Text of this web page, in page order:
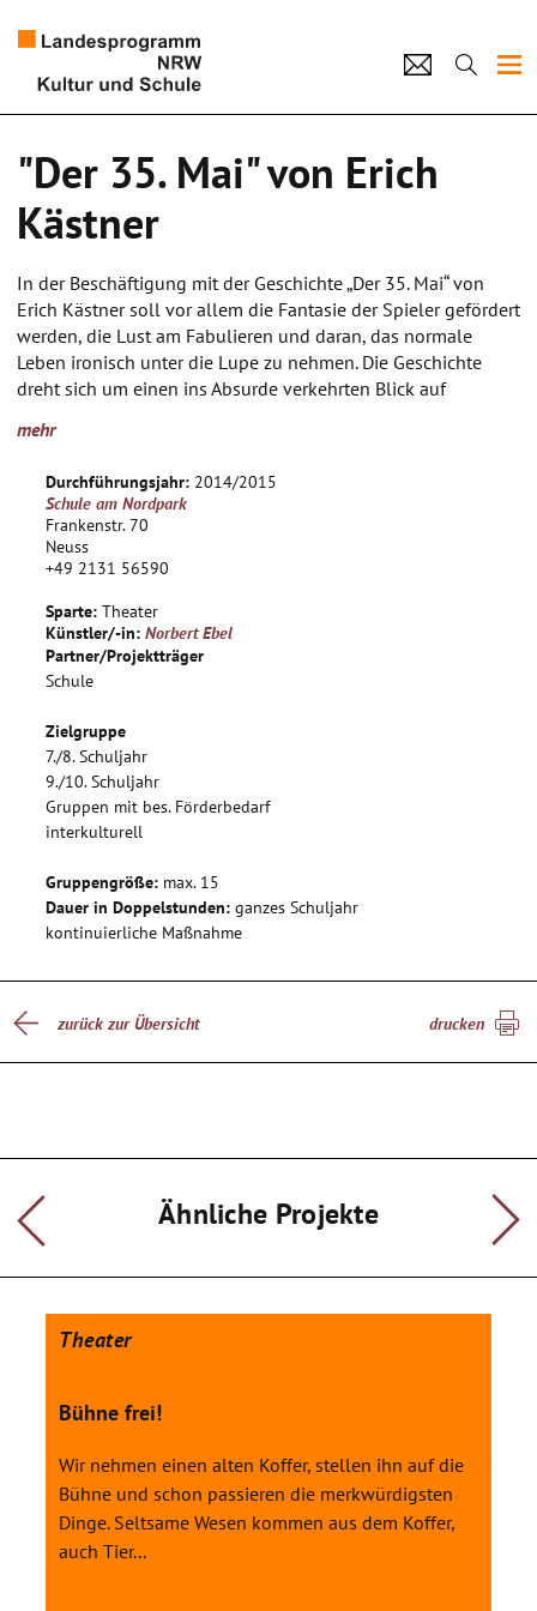
Künstlerpool
Kultur und Schule
home Impressum Datenschutz Kontakt
"Der 35. Mai" von Erich
Kästner
In der Beschäftigung mit der Geschichte „Der 35. Mai“ von
Erich Kästner soll vor allem die Fantasie der Spieler gefördert
werden, die Lust am Fabulieren und daran, das normale
Leben ironisch unter die Lupe zu nehmen. Die Geschichte
dreht sich um einen ins Absurde verkehrten Blick auf
im Sinne der nachhaltigen Förderung die sprachlichen und
mehr
Durchführungsjahr: 2014/2015
Schule am Nordpark
Frankenstr. 70
Neuss
+49 2131 56590
Sparte: Theater
Künstler/-in: Norbert Ebel
Partner/Projektträger
Schule
Zielgruppe
7./8. Schuljahr
9./10. Schuljahr
Gruppen mit bes. Förderbedarf
interkulturell
Gruppengröße: max. 15
Dauer in Doppelstunden: ganzes Schuljahr
kontinuierliche Maßnahme
zurück zur Übersicht drucken
Ähnliche Projekte
Theater
Bühne frei!
Wir nehmen einen alten Koffer, stellen ihn auf die
Bühne und schon passieren die merkwürdigsten
Dinge. Seltsame Wesen kommen aus dem Koffer,
auch Tier...